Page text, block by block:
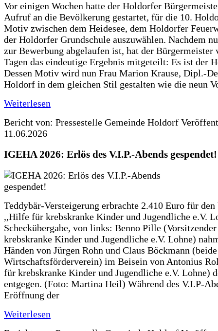
Vor einigen Wochen hatte der Holdorfer
Aufruf an die Bevölkerung gestartet, für die 10.
Motiv zwischen dem Heidesee, dem Holdorfer
der Holdorfer Grundschule auszuwählen. Nachdem
zur Bewerbung abgelaufen ist, hat der Bürgermeister
Tagen das eindeutige Ergebnis mitgeteilt: Es ist der
Dessen Motiv wird nun Frau Marion Krause, Dipl.-
Holdorf in dem gleichen Stil gestalten wie die neun
Weiterlesen
Bericht von: Pressestelle Gemeinde Holdorf
11.06.2026
IGEHA 2026: Erlös des V.I.P.-Abends gespendet!
Teddybär-Versteigerung erbrachte 2.410 Euro für den
,,Hilfe für krebskranke Kinder und Jugendliche e.V.
Scheckübergabe, von links: Benno Pille
krebskranke Kinder und Jugendliche e.V. Lohne)
Händen von Jürgen Rohn und Claus Böckmann
Wirtschaftsförderverein) im Beisein von Antonius
für krebskranke Kinder und Jugendliche e.V. Lohne)
entgegen. (Foto: Martina Heil) Während des V.I.P-
Eröffnung der
Weiterlesen